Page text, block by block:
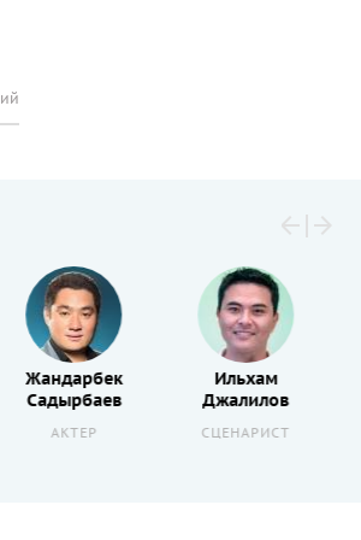
Жандарбек
Садырбаев
АКТЕР
Ильхам
Джалилов
СЦЕНАРИСТ